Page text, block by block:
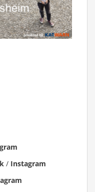
/ Instagram